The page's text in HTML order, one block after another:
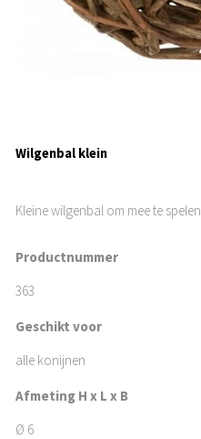
Wilgenbal klein
Kleine wilgenbal om mee te spelen
Productnummer
363
Geschikt voor
alle konijnen
Afmeting H x L x B
Ø 6